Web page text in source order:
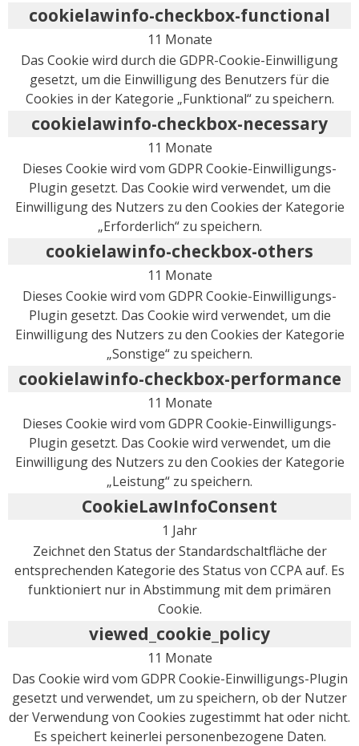
cookielawinfo-checkbox-functional
11 Monate
Das Cookie wird durch die GDPR-Cookie-Einwilligung
gesetzt, um die Einwilligung des Benutzers für die
Cookies in der Kategorie „Funktional“ zu speichern.
cookielawinfo-checkbox-necessary
11 Monate
Dieses Cookie wird vom GDPR Cookie-Einwilligungs-
Plugin gesetzt. Das Cookie wird verwendet, um die
Einwilligung des Nutzers zu den Cookies der Kategorie
„Erforderlich“ zu speichern.
cookielawinfo-checkbox-others
11 Monate
Dieses Cookie wird vom GDPR Cookie-Einwilligungs-
Plugin gesetzt. Das Cookie wird verwendet, um die
Einwilligung des Nutzers zu den Cookies der Kategorie
„Sonstige“ zu speichern.
cookielawinfo-checkbox-performance
11 Monate
Dieses Cookie wird vom GDPR Cookie-Einwilligungs-
Plugin gesetzt. Das Cookie wird verwendet, um die
Einwilligung des Nutzers zu den Cookies der Kategorie
„Leistung“ zu speichern.
CookieLawInfoConsent
1 Jahr
Zeichnet den Status der Standardschaltfläche der
entsprechenden Kategorie des Status von CCPA auf. Es
funktioniert nur in Abstimmung mit dem primären
Cookie.
viewed_cookie_policy
11 Monate
Das Cookie wird vom GDPR Cookie-Einwilligungs-Plugin
gesetzt und verwendet, um zu speichern, ob der Nutzer
der Verwendung von Cookies zugestimmt hat oder nicht.
Es speichert keinerlei personenbezogene Daten.